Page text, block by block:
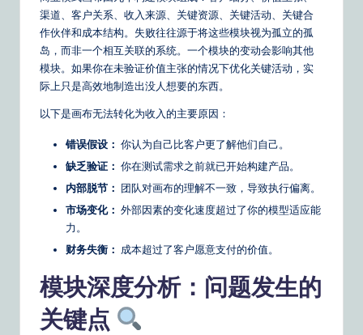
ai
ly
G
ui
&
S
渠道、客户关系、收入来源、关键资源、关键活动、关键合
作伙伴和成本结构。失败往往源于将这些模块视为孤立的孤
岛，而非一个相互关联的系统。一个模块的变动会影响其他
模块。如果你在未验证价值主张的情况下优化关键活动，实
际上只是高效地制造出没人想要的东西。
以下是画布无法转化为收入的主要原因：
错误假设： 你认为自己比客户更了解他们自己。
缺乏验证： 你在测试需求之前就已开始构建产品。
内部脱节： 团队对画布的理解不一致，导致执行偏离。
市场变化： 外部因素的变化速度超过了你的模型适应能
力。
财务失衡： 成本超过了客户愿意支付的价值。
模块深度分析：问题发生的
关键点